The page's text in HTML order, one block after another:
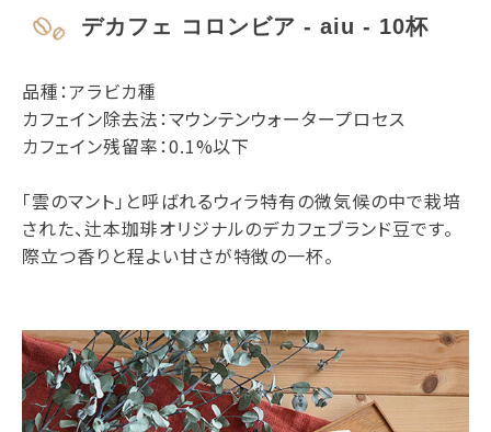
デカフェ コロンビア - aiu - 10杯
品種：アラビカ種
カフェイン除去法：マウンテンウォータープロセス
カフェイン残留率：0.1%以下
「雲のマント」と呼ばれるウィラ特有の微気候の中で栽培
された、辻本珈琲オリジナルのデカフェブランド豆です。
際立つ香りと程よい甘さが特徴の一杯。